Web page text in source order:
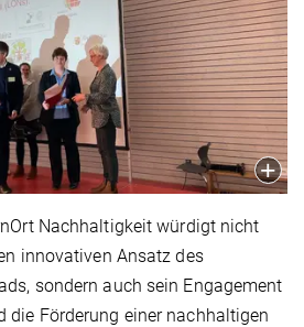
Nachhaltigkeit würdigt nicht
innovativen Ansatz des
sondern auch sein Engagement
die Förderung einer nachhaltigen